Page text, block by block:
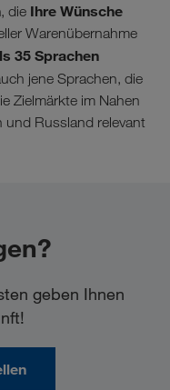
, die Ihre Wünsche
Warenübernahme
35 Sprachen
jene Sprachen, die
Zielmärkte im Nahen
und Russland relevant
geben Ihnen